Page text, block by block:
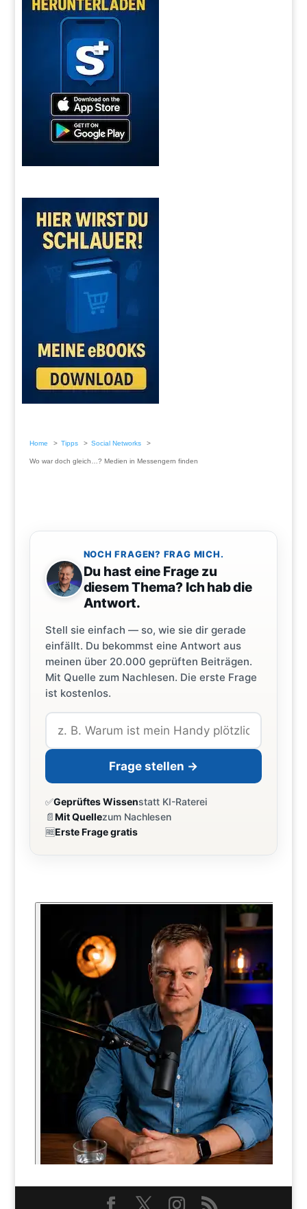
Home Tipps Social Networks
Wo war doch gleich…? Medien in Messengern finden
NOCH FRAGEN? FRAG MICH.
Du hast eine Frage zu
diesem Thema? Ich hab die
Antwort.
Stell sie einfach — so, wie sie dir gerade
einfällt. Du bekommst eine Antwort aus
meinen über 20.000 geprüften Beiträgen.
Mit Quelle zum Nachlesen. Die erste Frage
ist kostenlos.
Frage stellen →
✅Geprüftes Wissenstatt KI-Raterei
📄Mit Quellezum Nachlesen
🆓Erste Frage gratis